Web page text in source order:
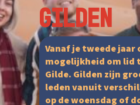
Gilden
Vanaf je tweede jaar
mogelijkheid om lid
Gilde. Gilden zijn
leden vanuit
op de woensdag of